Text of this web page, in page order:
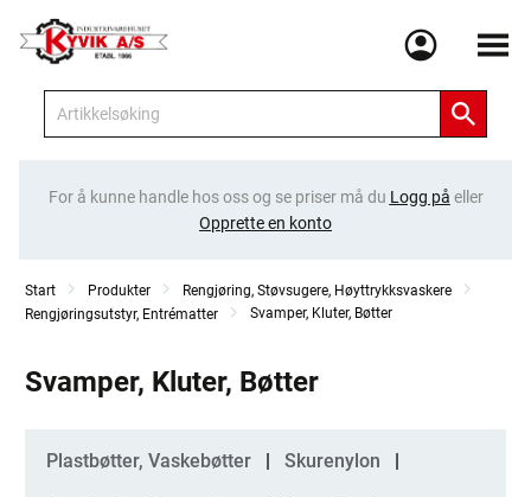
Meny
For å kunne handle hos oss og se priser må du Logg på eller
Opprette en konto
Start Produkter
Rengjøring, Støvsugere, Høyttrykksvaskere
Rengjøringsutstyr, Entrématter
Svamper, Kluter, Bøtter
Svamper, Kluter, Bøtter
Kategorier
Plastbøtter, Vaskebøtter Skurenylon